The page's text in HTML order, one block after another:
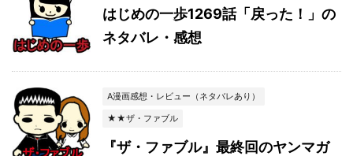
はじめの一歩1269話「戻った！」の
ネタバレ・感想
A漫画感想・レビュー（ネタバレあり）
★★ザ・ファブル
『ザ・ファブル』最終回のヤンマガ